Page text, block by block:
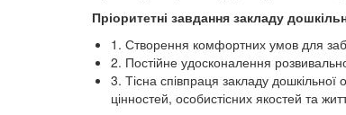
Пріоритетні завдання закладу
1. Створення комфортних умов для
2. Постійне удосконалення
3. Тісна співпраця закладу
цінностей, особистісних якостей та